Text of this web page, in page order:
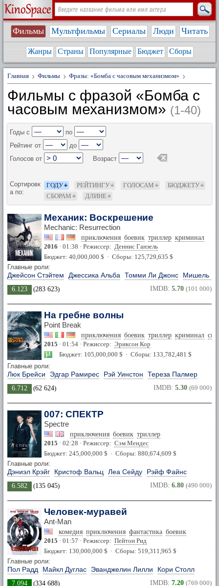
Фильмы Мультфильмы Сериалы Люди Читать
Жанры Страны Популярные Бюджет Сборы
Главная Фильмы Фразы: «Бомба с часовым механизмом»
Фильмы с фразой «Бомба с
часовым механизмом» (1-40)
Годы с
по
Рейтинг от
до
Голосов от
Возраст
Сортировк
а по:
ГОДУ РЕЙТИНГУ ГОЛОСАМ
БЮДЖЕТУ
СБОРАМ
ДЛИНЕ
Механик: Воскрешение
Mechanic: Resurrection
приключения боевик триллер криминал
2016 · 01:38 · Режиссер: Деннис Ганзель
Бюджет: 40,000,000 $ · Сборы: 125,729,635 $
Главные роли:
Джейсон Стэйтем Джессика Альба Томми Ли Джонс Мишель
6.123 (283 623) IMDB: 5.70 (101 000)
На гребне волны
Point Break
приключения боевик триллер криминал
2015 · 01:54 · Режиссер: Эриксон Кор
Бюджет: 105,000,000 $ · Сборы: 133,782,481 $
Главные роли:
Люк Брейси Эдгар Рамирес Рэй Уинстон Тереза Палмер
6.712 (62 624) IMDB: 5.30 (69 000)
007: СПЕКТР
Spectre
приключения боевик триллер
2015 · 02:28 · Режиссер: Сэм Мендес
Бюджет: 245,000,000 $ · Сборы: 880,674,609 $
Главные роли:
Дэниэл Крэйг Кристоф Вальц Леа Сейду Рэйф Файнс
6.582 (135 045) IMDB: 6.80 (490 000)
Человек-муравей
Ant-Man
комедия приключения фантастика боевик
2015 · 01:57 · Режиссер: Пейтон Рид
Бюджет: 130,000,000 $ · Сборы: 519,311,965 $
Главные роли:
Пол Радд Майкл Дуглас Эванджелин Лилли Кори Столл
7.094 (334 688) IMDB: 7.20 (769 000)